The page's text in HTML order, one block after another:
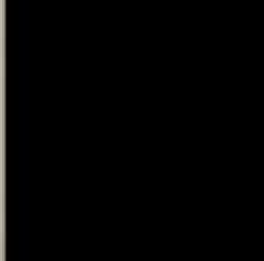
– podologischer
Kosmetik und
zur Führung des